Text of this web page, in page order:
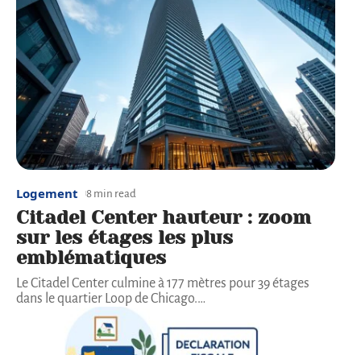
Logement 8 min read
Citadel Center hauteur : zoom
sur les étages les plus
emblématiques
Le Citadel Center culmine à 177 mètres pour 39 étages
dans le quartier Loop de Chicago.…